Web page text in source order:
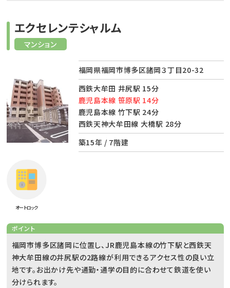
マンション
エクセレンテシャルム
福岡県福岡市博多区諸岡３丁目20-32
西鉄大牟田 井尻駅 15分
鹿児島本線 笹原駅 14分
鹿児島本線 竹下駅 24分
西鉄天神大牟田線 大橋駅 28分
築15年 / 7階建
オートロック
ポイント
福岡市博多区諸岡に位置し、JR鹿児島本線の竹下駅と西鉄天
神大牟田線の井尻駅の2路線が利用できるアクセス性の良い立
地です。お出かけ先や通勤・通学の目的に合わせて鉄道を使い
分けられます。